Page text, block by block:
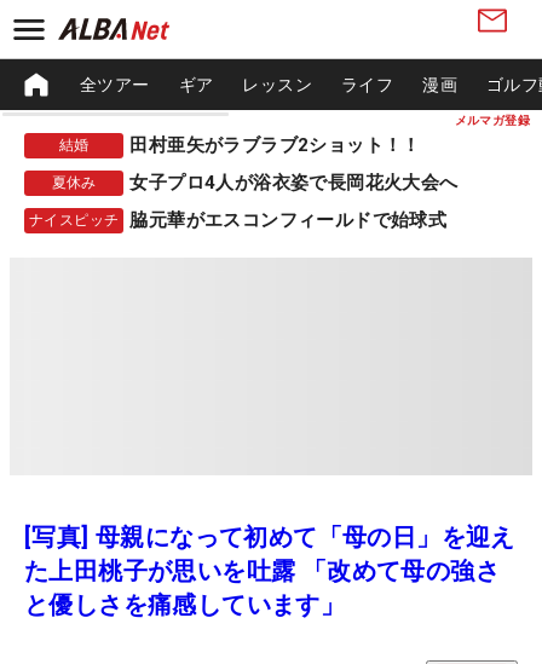
メルマガ登録
全ツアー ギア レッスン ライフ 漫画 ゴル
結婚 田村亜矢がラブラブ2ショット！！
夏休み 女子プロ4人が浴衣姿で長岡花火大会へ
ナイスピッチ 脇元華がエスコンフィールドで始球式
[写真] 母親になって初めて「母の日」を迎え
た上田桃子が思いを吐露 「改めて母の強さ
と優しさを痛感しています」